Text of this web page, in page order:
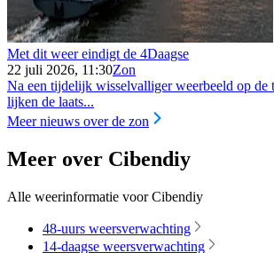
Met dit weer eindigt de 4Daagse
22 juli 2026, 11:30Zon
Na een tijdelijk wisselvalliger weerbeeld op de
lijken de laats...
Meer nieuws over de zon
Meer over Cibendiy
Alle weerinformatie voor Cibendiy
48-uurs weersverwachting
14-daagse weersverwachting